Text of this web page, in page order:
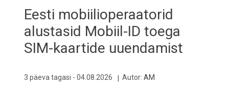
Eesti mobiilioperaatorid
alustasid Mobiil-ID toega
SIM-kaartide uuendamist
3 päeva tagasi - 04.08.2026 Autor: AM